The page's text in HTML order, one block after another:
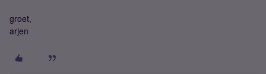
groet,
arjen